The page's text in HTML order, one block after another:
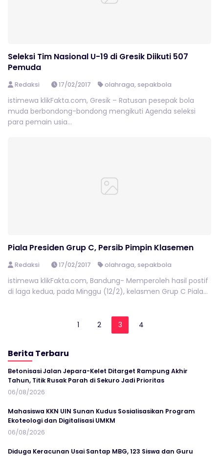
Seleksi Tim Nasional U-19 di Gresik Diikuti 507
Pemuda
Redaksi 17/02/2017 olahraga, sepakbola
istimewa klikFakta.com, Gresik – Ratusan pesepak bola
muda berbondong-bondong mengikuti Agenda seleksi
para pemain usia...
Piala Presiden Grup C, Persib Pimpin Klasemen
Redaksi 17/02/2017 olahraga, sepakbola
istimewa klikFakta.com, Bandung- Memperoleh hasil postif
di laga kedua, pada Minggu (12/2), kelasmen Grup C Piala...
1 2 3 4
Berita Terbaru
Betonisasi Jalan Jepara-Kelet Ditarget Rampung Akhir
Tahun, Titik Rusak Parah di Sekuro Jadi Prioritas
06/08/2026
Mahasiswa KKN UIN Sunan Kudus Sosialisasikan Program
Ekoteologi dan Digitalisasi UMKM
06/08/2026
Diduga Keracunan Usai Santap MBG, 123 Siswa dan Guru